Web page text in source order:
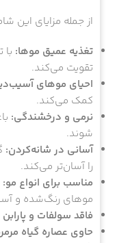
از جمله مزایای این
تغذیه عمیق موها:
تقویت می‌کند.
احیای موهای
کمک می‌کند.
نرمی و درخشندگی:
شوند.
آسانی در شانه‌کردن:
را آسان‌تر می‌کند.
مناسب برای انواع مو:
موهای رنگ‌شده و
فاقد سولفات و پارابن
حاوی عصاره گیاه